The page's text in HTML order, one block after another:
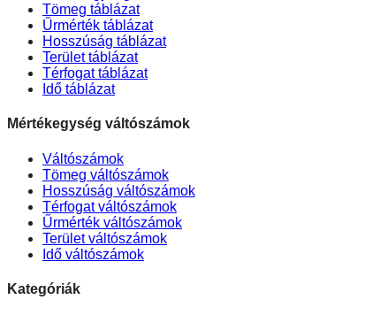
Tömeg táblázat
Űrmérték táblázat
Hosszúság táblázat
Terület táblázat
Térfogat táblázat
Idő táblázat
Mértékegység váltószámok
Váltószámok
Tömeg váltószámok
Hosszúság váltószámok
Térfogat váltószámok
Űrmérték váltószámok
Terület váltószámok
Idő váltószámok
Kategóriák